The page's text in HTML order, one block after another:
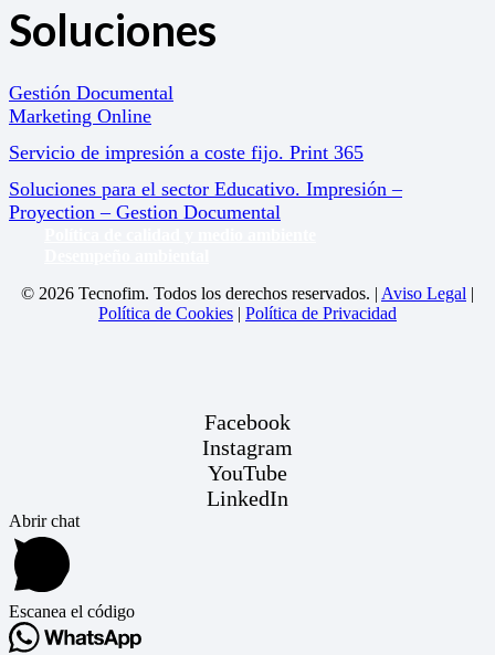
Soluciones
Gestión Documental
Marketing Online
Servicio de impresión a coste fijo. Print 365
Soluciones para el sector Educativo. Impresión –
Proyection – Gestion Documental
© 2026 Tecnofim. Todos los derechos reservados. | Aviso Legal |
Política de Cookies | Política de Privacidad
Facebook
Instagram
YouTube
LinkedIn
Abrir chat
Escanea el código